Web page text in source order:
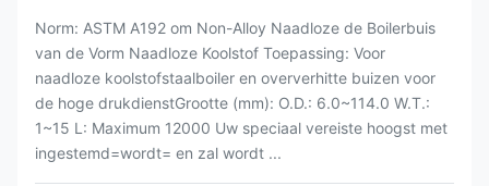
Norm: ASTM A192 om Non-Alloy Naadloze de Boilerbuis
van de Vorm Naadloze Koolstof Toepassing: Voor
naadloze koolstofstaalboiler en oververhitte buizen voor
de hoge drukdienstGrootte (mm): O.D.: 6.0~114.0 W.T.:
1~15 L: Maximum 12000 Uw speciaal vereiste hoogst met
ingestemd=wordt= en zal wordt ...